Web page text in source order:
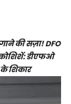
की सज़ा! DFO
डीएफओ
शिकार